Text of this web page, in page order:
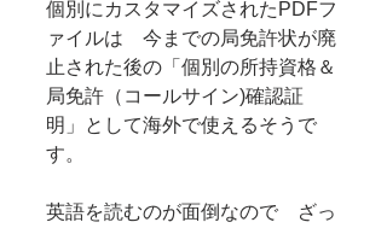
個別にカスタマイズされたPDFフ
ァイルは　今までの局免許状が廃
止された後の「個別の所持資格＆
局免許（コールサイン)確認証
明」として海外で使えるそうで
す。
英語を読むのが面倒なので　ざっ